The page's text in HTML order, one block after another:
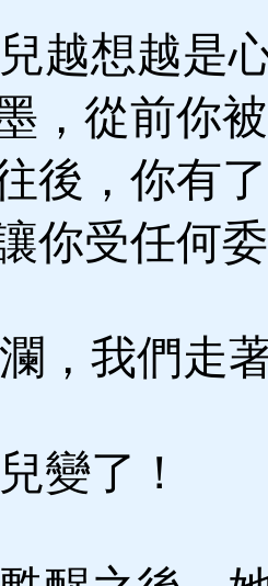
越想越是
，從前你
後，你有
你受任何
，我們走
變了！